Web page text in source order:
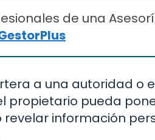
de una
a una autoridad o
propietario pueda
información